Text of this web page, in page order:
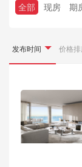
全部 现房 期
发布时间 价格